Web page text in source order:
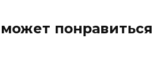
понравиться